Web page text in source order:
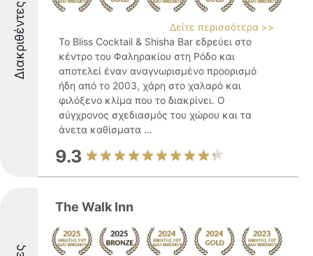
Διακριθέντες
Δείτε περισσότερα >>
Το Bliss Cocktail & Shisha Bar εδρεύει στο
κέντρο του Φαληρακίου στη Ρόδο και
αποτελεί έναν αναγνωρισμένο προορισμό
ήδη από το 2003, χάρη στο χαλαρό και
φιλόξενο κλίμα που το διακρίνει. Ο
σύγχρονος σχεδιασμός του χώρου και τα
άνετα καθίσματα ...
9.3
The Walk Inn